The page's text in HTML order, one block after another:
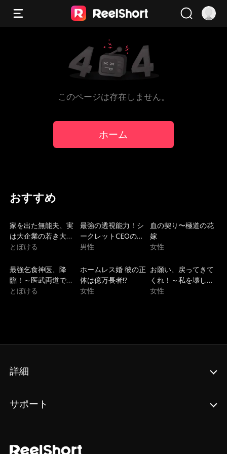
このページは存在しません。
ホーム
おすすめ
家を出た無能夫、実
は大企業の若き大社
長でした
とぼける
最強の透視能力！シ
ークレットCEOの華
麗なる学園無双
男性
血の契り〜極道の花
嫁
女性
最強乞食神医、降
臨！～医武両道で圣
女を救う逆転無双～
とぼける
ホームレス婚 彼の正
体は億万長者!?
女性
お願い、戻ってきて
くれ！～私を壊した
兄たちの狂気的な後
女性
詳細
サポート